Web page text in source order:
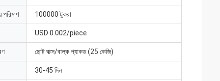
পরিমাণ 100000 টুকরা
USD 0.002/piece
ছোট বাক্স/বাল্ক প্যাকড (25 কেজি)
30-45 দিন